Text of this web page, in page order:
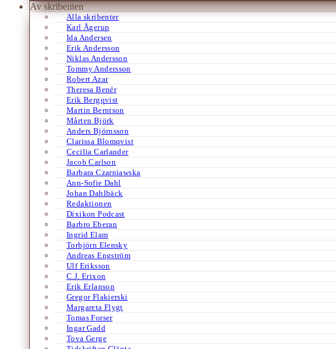
Av skribenten
Alla skribenter
Karl Ågerup
Ida Andersen
Erik Andersson
Niklas Andersson
Tommy Andersson
Robert Azar
Theresa Benér
Erik Bergqvist
Martin Berntson
Mårten Björk
Anders Björnsson
Clarissa Blomqvist
Cecilia Carlander
Jacob Carlson
Barbara Czarniawska
Ann-Sofie Dahl
Johan Dahlbäck
Redaktionen
Dixikon Podcast
Barbro Eberan
Ingrid Elam
Torbjörn Elensky
Andreas Engström
Ulf Eriksson
C.J. Erixon
Erik Erlanson
Gregor Flakierski
Margareta Flygt
Tomas Forser
Ingar Gadd
Tova Gerge